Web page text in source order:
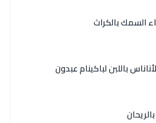
السمك بالكراث
باللبن لباكينام عبدون